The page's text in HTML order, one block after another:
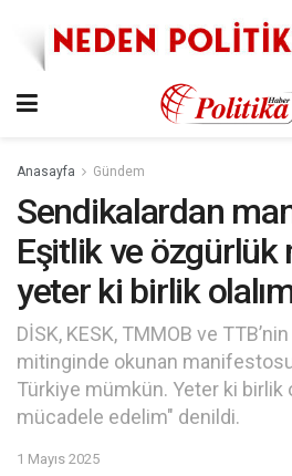
Anasayfa Gündem
Sendikalardan
Eşitlik ve özgürlük
yeter ki birlik
DİSK, KESK, TMMOB ve
mitinginde okunan
Türkiye mümkün. Yeter ki birlik
mücadele edelim" denildi.
1 Mayıs 2025